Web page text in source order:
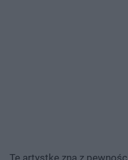
Tę artystkę zna z